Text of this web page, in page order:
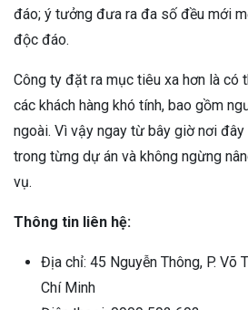
đáo; ý tưởng đưa ra đa số đều mới
độc đáo.
Công ty đặt ra mục tiêu xa hơn là có
các khách hàng khó tính, bao gồm
ngoài. Vì vậy ngay từ bây giờ nơi
trong từng dự án và không ngừng
vụ.
Thông tin liên hệ:
Địa chỉ: 45 Nguyễn Thông, P. Võ
Chí Minh